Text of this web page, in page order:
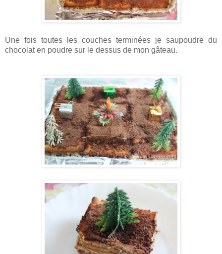
Une fois toutes les couches terminées je saupoudre du
chocolat en poudre sur le dessus de mon gâteau.